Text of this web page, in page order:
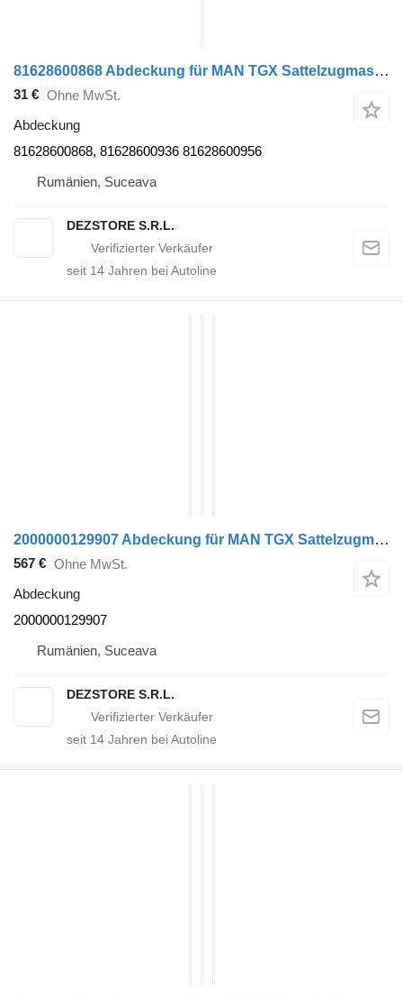
81628600868 Abdeckung für MAN TGX Sattelzugmaschine
31 € Ohne MwSt.
Abdeckung
81628600868, 81628600936 81628600956
Rumänien, Suceava
DEZSTORE S.R.L.
seit 14 Jahren bei Autoline
2000000129907 Abdeckung für MAN TGX Sattelzugmaschine
567 € Ohne MwSt.
Abdeckung
2000000129907
Rumänien, Suceava
DEZSTORE S.R.L.
seit 14 Jahren bei Autoline